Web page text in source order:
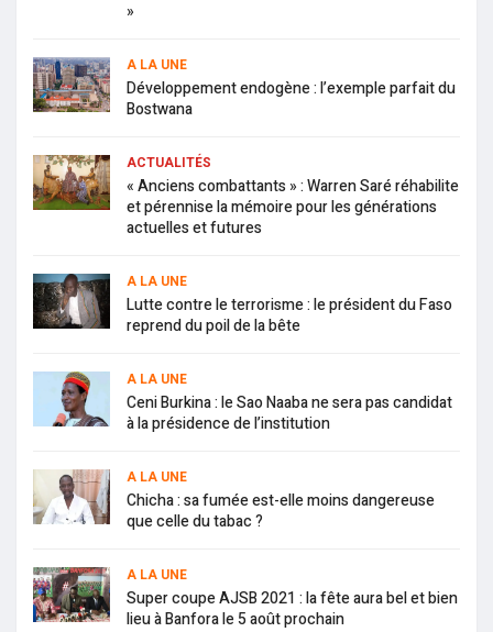
»
A LA UNE
Développement endogène : l’exemple parfait du
Bostwana
ACTUALITÉS
« Anciens combattants » : Warren Saré réhabilite
et pérennise la mémoire pour les générations
actuelles et futures
A LA UNE
Lutte contre le terrorisme : le président du Faso
reprend du poil de la bête
A LA UNE
Ceni Burkina : le Sao Naaba ne sera pas candidat
à la présidence de l’institution
A LA UNE
Chicha : sa fumée est-elle moins dangereuse
que celle du tabac ?
A LA UNE
Super coupe AJSB 2021 : la fête aura bel et bien
lieu à Banfora le 5 août prochain